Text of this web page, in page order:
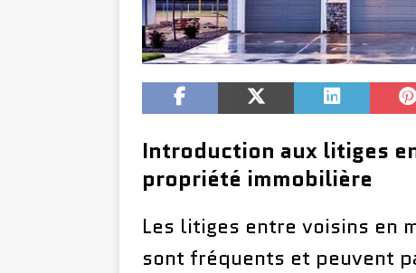
Introduction aux litiges
propriété immobilière
Les litiges entre voisins en
sont fréquents et peuvent